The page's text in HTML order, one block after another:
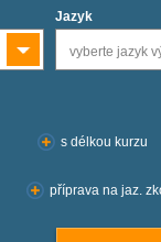
Jazyk
vyberte jazyk
s délkou kurzu
příprava na jaz.